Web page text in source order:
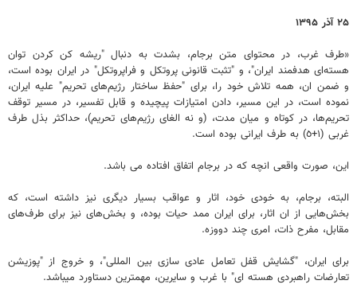
۲۵ آذر ۱۳۹۵
«طرف غرب، در محتوای متن برجام، بشدت به دنبال "ریشه کن کردن توان
هسته‌ای هدفمند ایران"، و "تثبت قانونی پروتکل و فراپروتکل" در ایران بوده است،
و ضمن ان، همه تلاش خود را، برای "حفظ ساختار رژیم‌های تحریم" علیه ایران،
نموده است، در این مسیر، دادن امتیازات پیچیده و قابل تفسیر، در مسیر توقف
تحریم‌ها، در کوتاه و میان مدت، (و نه الغای رژیم‌های تحریم)، حداکثر بذل طرف
غربی (١+٥) به طرف ایرانی بوده است.
این، صورت واقعی انچه که در برجام اتفاق افتاده می باشد.
البته، برجام، به خودی خود، اثار و عواقب بسیار دیگری نیز داشته است، که
بخش‌هایی از ان اثار، برای ایران ممد حیات بوده، و بخش‌های نیز برای طرف‌های
مقابل، مفرح ذات، امری چند دووزه.
برای ایران، "گشایش قفل تعامل عادی سازی بین المللی"، و خروج از "پوزیشن
تعارضات راهبردی هسته ای" با غرب و سایرین، مهمترین دستاورد میباشد.